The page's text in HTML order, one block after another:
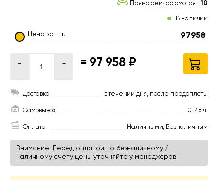
Прямо сейчас смотрят:10
В наличии
Цена за шт. 97958
- + = 97 958 ₽
Доставка в течении дня, после предоплаты
Самовывоз 0-48 ч.
Оплата Наличными, Безналичным
Внимание! Перед оплатой по безналичному /
наличному счету цены уточняйте у менеджеров!